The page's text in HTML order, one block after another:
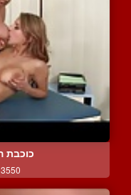
כוכבת
3550 צפיות